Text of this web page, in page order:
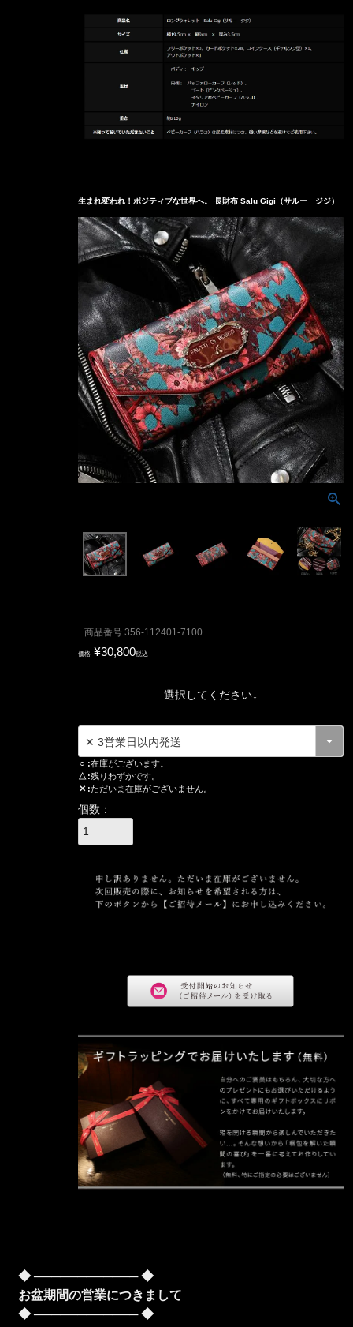
生まれ変われ！ポジティブな世界へ。 長財布 Salu Gigi（サルー ジジ）
商品番号 356-112401-7100
価格 ¥30,800税込
選択してください↓
○
在庫がございます。
△ 残りわずかです。
✕ ただいま在庫がございません。
◆ ──────────── ◆
お盆期間の営業につきまして
◆ ──────────── ◆